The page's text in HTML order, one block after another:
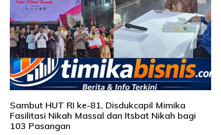
Sambut HUT RI ke-81, Disdukcapil Mimika
Fasilitasi Nikah Massal dan Itsbat Nikah bagi
103 Pasangan